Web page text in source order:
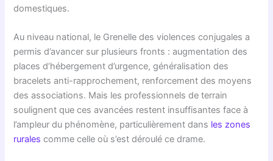
domestiques.
Au niveau national, le Grenelle des violences conjugales a
permis d’avancer sur plusieurs fronts : augmentation des
places d’hébergement d’urgence, généralisation des
bracelets anti-rapprochement, renforcement des moyens
des associations. Mais les professionnels de terrain
soulignent que ces avancées restent insuffisantes face à
l’ampleur du phénomène, particulièrement dans les zones
rurales comme celle où s’est déroulé ce drame.